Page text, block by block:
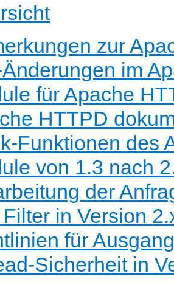
zur
im
für Apache
HTTPD
Funktionen des
von 1.3 nach
der
in Version
für
Sicherheit in